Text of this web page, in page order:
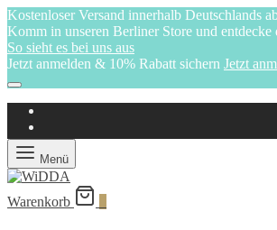
Kostenloser Versand innerhalb Deutschlands
Komm in unseren Berliner Store und entdecke
So sieht es bei uns aus
Jetzt anmelden & 10% Rabatt sichern Jetzt
Menü
Warenkorb